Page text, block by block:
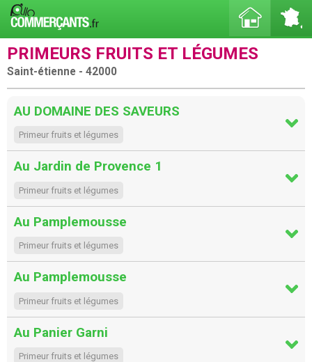
PRIMEURS FRUITS ET LÉGUMES
Saint-étienne - 42000
AU DOMAINE DES SAVEURS
Primeur fruits et légumes
Au Jardin de Provence 1
Primeur fruits et légumes
Au Pamplemousse
Primeur fruits et légumes
Au Pamplemousse
Primeur fruits et légumes
Au Panier Garni
Primeur fruits et légumes